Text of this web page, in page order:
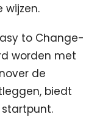
to Change-
worden met
de
biedt